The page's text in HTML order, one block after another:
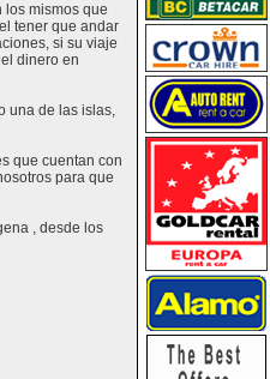
mismos que
tener que andar
si su viaje
dinero en
una de las islas,
que cuentan con
para que
, desde los